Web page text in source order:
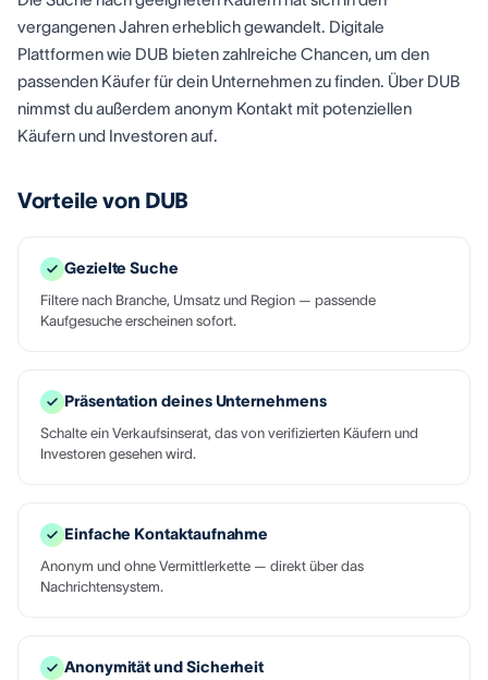
vergangenen Jahren erheblich gewandelt. Digitale
Plattformen wie DUB bieten zahlreiche Chancen, um den
passenden Käufer für dein Unternehmen zu finden. Über DUB
nimmst du außerdem anonym Kontakt mit potenziellen
Käufern und Investoren auf.
Vorteile von DUB
Gezielte Suche
Filtere nach Branche, Umsatz und Region — passende
Kaufgesuche erscheinen sofort.
Präsentation deines Unternehmens
Schalte ein Verkaufsinserat, das von verifizierten Käufern und
Investoren gesehen wird.
Einfache Kontaktaufnahme
Anonym und ohne Vermittlerkette — direkt über das
Nachrichtensystem.
Anonymität und Sicherheit